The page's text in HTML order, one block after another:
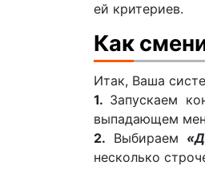
ей критериев.
Как
Итак, Ваша
1. Запускаем
выпадающем
2. Выбираем
несколько